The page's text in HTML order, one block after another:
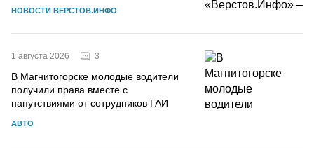
НОВОСТИ ВЕРСТОВ.ИНФО
1 августа 2026 3
В Магнитогорске молодые водители
получили права вместе с
напутствиями от сотрудников ГАИ
АВТО